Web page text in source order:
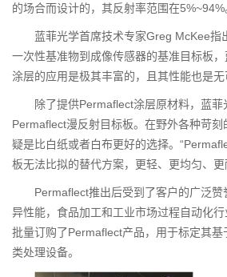
的场合而设计的，其反射率范围在5%~94%
蓝菲光学首席技术专家Greg McKee指
一次性基准物到成像传感器的基准目标板
涂层的应用是极其丰富的，且其性能也是无
除了提供Permaflect涂层原材料，蓝
Permaflect漫反射目标板。在野外各种苛
疑是比白纸或者白布更好的选择。
板无法比拟的替代方案，更轻、更均匀、更
Permaflect推出后受到了客户的广泛
异性能，食品加工和工业市场过程自动化
批量订购了Permaflect产品，用于标定其
类处理设备。